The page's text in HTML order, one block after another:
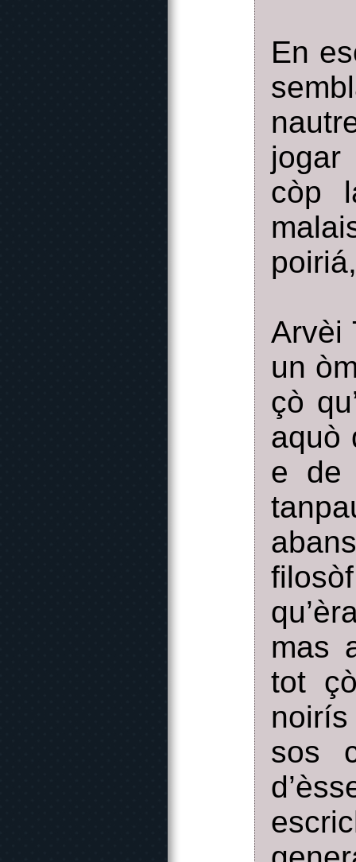
En
jogar
còp
Arvèi
un
çò
aquò
e de
mas
tot
sos